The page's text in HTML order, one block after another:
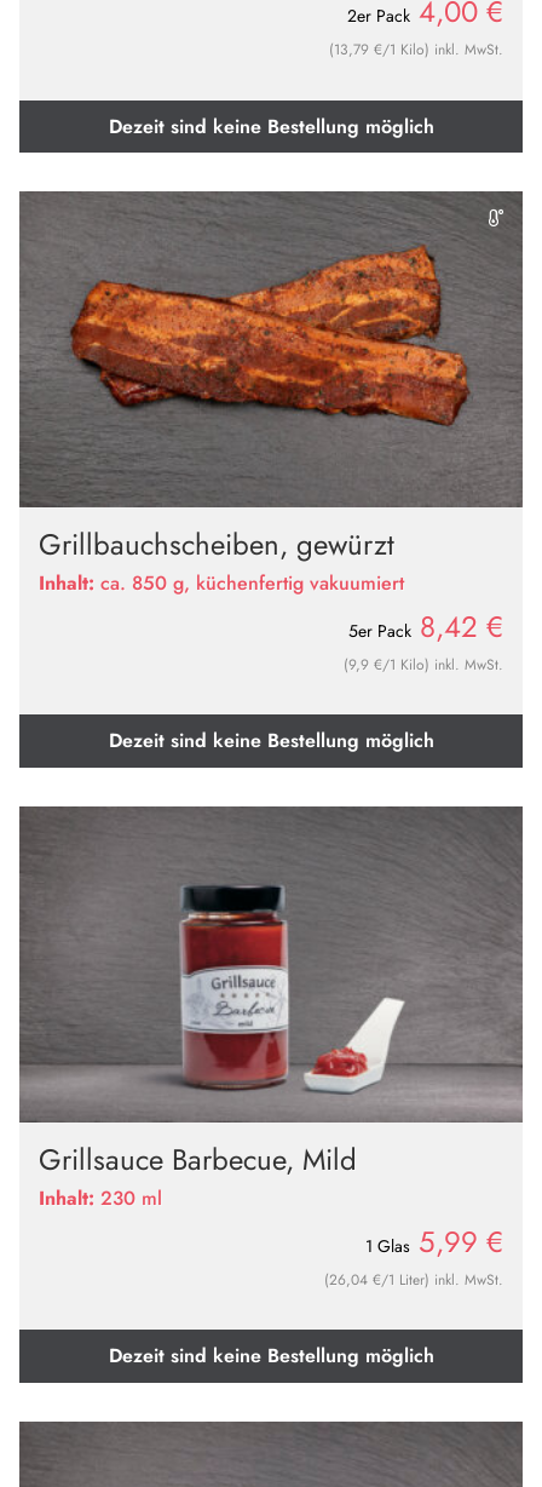
2er Pack 4,00 €
(13,79 €/1 Kilo) inkl. MwSt.
Dezeit sind keine Bestellung möglich
Grillbauchscheiben, gewürzt
Inhalt: ca. 850 g, küchenfertig vakuumiert
5er Pack 8,42 €
(9,9 €/1 Kilo) inkl. MwSt.
Dezeit sind keine Bestellung möglich
Grillsauce Barbecue, Mild
Inhalt: 230 ml
1 Glas 5,99 €
(26,04 €/1 Liter) inkl. MwSt.
Dezeit sind keine Bestellung möglich